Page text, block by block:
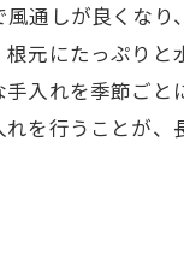
通しが良くな
元にたっぷり
入れを季節ご
を行うことが、